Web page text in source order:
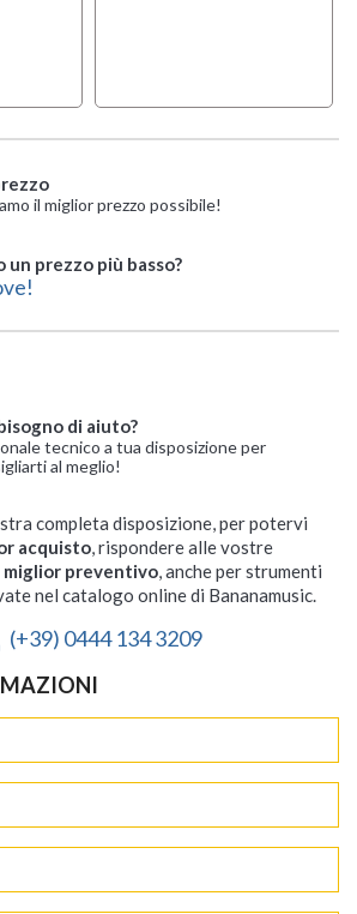
il miglior prezzo possibile!
un prezzo più basso?
di aiuto?
tecnico a tua disposizione per
al meglio!
completa disposizione, per potervi
acquisto, rispondere alle vostre
miglior preventivo, anche per strumenti
nel catalogo online di Bananamusic.
(+39) 0444 134 3209